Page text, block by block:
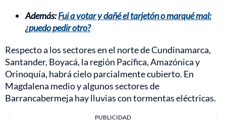
Además:Fui a votar y dañé el tarjetón o marqué mal:
¿puedo pedir otro?
Respecto a los sectores en el norte de Cundinamarca,
Santander, Boyacá, la región Pacífica, Amazónica y
Orinoquía, habrá cielo parcialmente cubierto. En
Magdalena medio y algunos sectores de
Barrancabermeja hay lluvias con tormentas eléctricas.
PUBLICIDAD